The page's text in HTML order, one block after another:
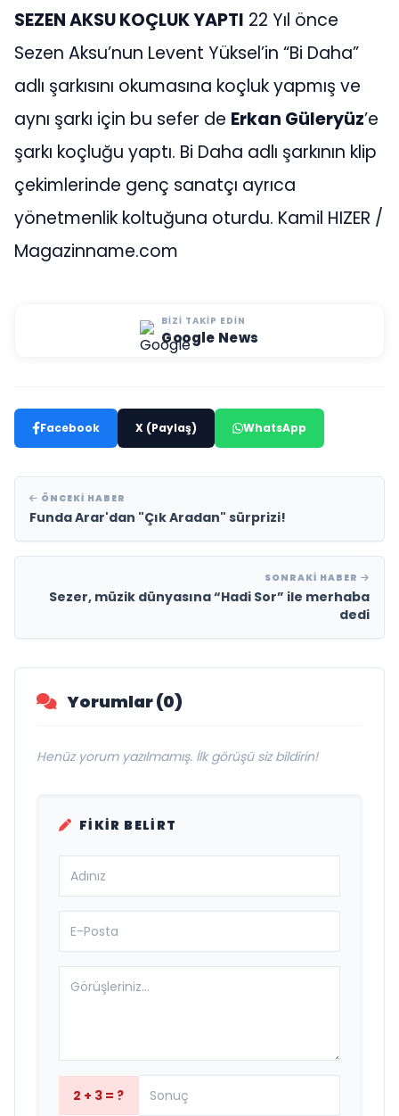
SEZEN AKSU KOÇLUK YAPTI 22 Yıl önce
Sezen Aksu’nun Levent Yüksel’in “Bi Daha”
adlı şarkısını okumasına koçluk yapmış ve
aynı şarkı için bu sefer de Erkan Güleryüz’e
şarkı koçluğu yaptı. Bi Daha adlı şarkının klip
çekimlerinde genç sanatçı ayrıca
yönetmenlik koltuğuna oturdu. Kamil HIZER /
Magazinname.com
BIZI TAKIP EDIN
Google News
Facebook X (Paylaş) WhatsApp
ÖNCEKI HABER
Funda Arar'dan "Çık Aradan" sürprizi!
SONRAKI HABER
Sezer, müzik dünyasına “Hadi Sor” ile merhaba
dedi
Yorumlar (0)
Henüz yorum yazılmamış. İlk görüşü siz bildirin!
FIKIR BELIRT
2 + 3 = ?